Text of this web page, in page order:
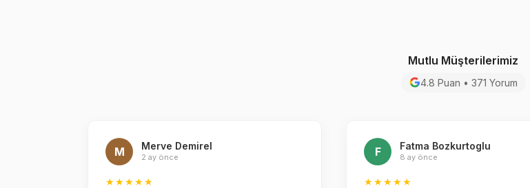
Mutlu Müşterilerimiz
4.8 Puan • 371 Yorum
M Merve Demirel
2 ay önce
★★★★★
F Fatma Bozkurtoglu
8 ay önce
★★★★★